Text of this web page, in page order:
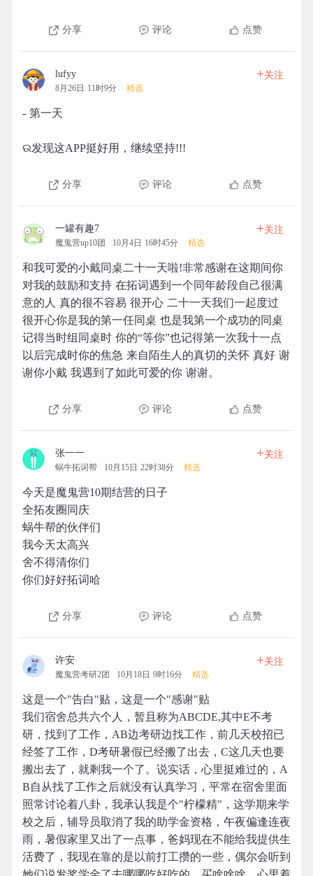
分享 评论 点赞
lufyy
8月26日 11时9分 精选
+关注
- 第一天
ଉ发现这APP挺好用，继续坚持!!!
分享 评论 点赞
一罐有趣7
魔鬼营up10团 10月4日 16时45分 精选
+关注
和我可爱的小戴同桌二十一天啦!非常感谢在这期间你
对我的鼓励和支持 在拓词遇到一个同年龄段自己很满
意的人 真的很不容易 很开心 二十一天我们一起度过
很开心你是我的第一任同桌 也是我第一个成功的同桌
记得当时组同桌时 你的“等你”也记得第一次我十一点
以后完成时你的焦急 来自陌生人的真切的关怀 真好 谢
谢你小戴 我遇到了如此可爱的你 谢谢。
分享 评论 点赞
张一一
蜗牛拓词帮 10月15日 22时38分 精选
+关注
今天是魔鬼营10期结营的日子
全拓友圈同庆
蜗牛帮的伙伴们
我今天太高兴
舍不得清你们
你们好好拓词哈
分享 评论 点赞
许安
魔鬼营考研2团 10月18日 9时16分 精选
+关注
这是一个"告白"贴，这是一个"感谢"贴
我们宿舍总共六个人，暂且称为ABCDE,其中E不考
研，找到了工作，AB边考研边找工作，前几天校招已
经签了工作，D考研暑假已经搬了出去，C这几天也要
搬出去了，就剩我一个了。说实话，心里挺难过的，A
B自从找了工作之后就没有认真学习，平常在宿舍里面
照常讨论着八卦，我承认我是个"柠檬精"，这学期来学
校之后，辅导员取消了我的助学金资格，午夜偏逢连夜
雨，暑假家里又出了一点事，爸妈现在不能给我提供生
活费了，我现在靠的是以前打工攒的一些，偶尔会听到